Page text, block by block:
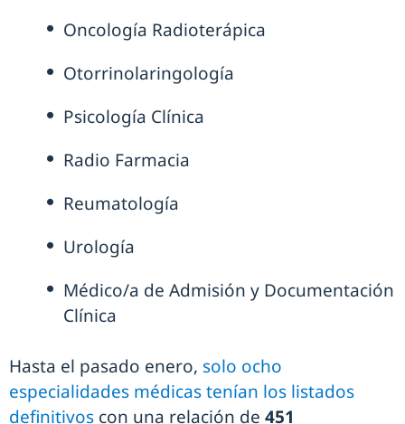
Oncología Radioterápica
Otorrinolaringología
Psicología Clínica
Radio Farmacia
Reumatología
Urología
Médico/a de Admisión y Documentación
Clínica
Hasta el pasado enero, solo ocho
especialidades médicas tenían los listados
definitivos con una relación de 451